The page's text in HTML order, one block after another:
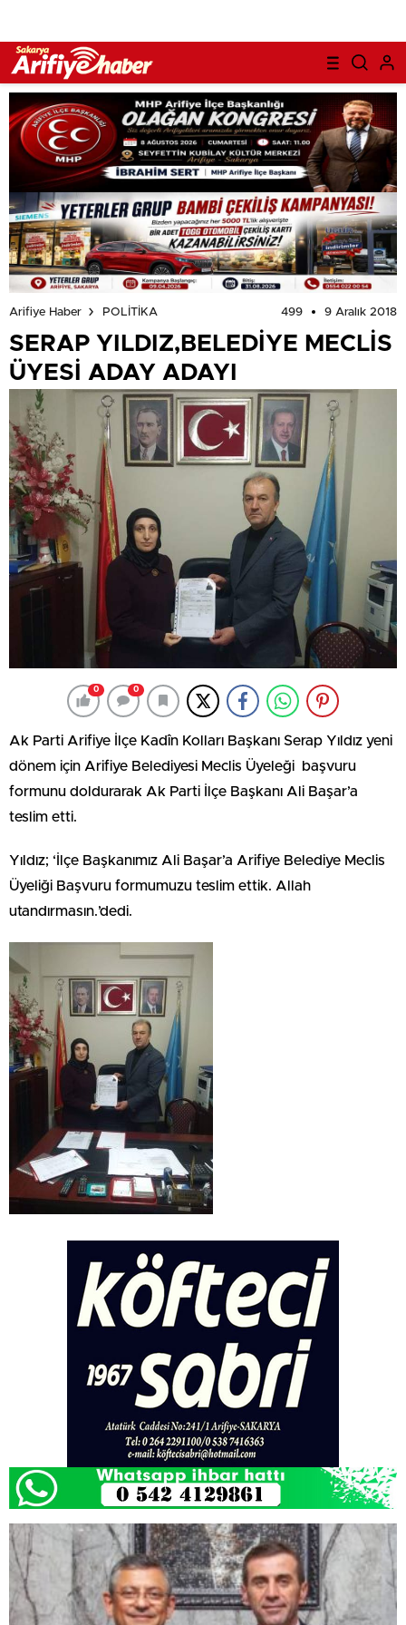
Arifiye Haber POLİTİKA 499 9 Aralık 2018
SERAP YILDIZ,BELEDİYE MECLİS
ÜYESİ ADAY ADAYI
0 0
Ak Parti Arifiye İlçe Kadîn Kolları Başkanı Serap Yıldız yeni
dönem için Arifiye Belediyesi Meclis Üyeleği başvuru
formunu doldurarak Ak Parti İlçe Başkanı Ali Başar’a
teslim etti.
Yıldız; ‘İlçe Başkanımız Ali Başar’a Arifiye Belediye Meclis
Üyeliği Başvuru formumuzu teslim ettik. Allah
utandırmasın.’dedi.